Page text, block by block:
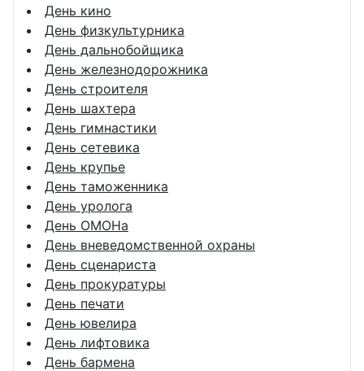
День кино
День физкультурника
День дальнобойщика
День железнодорожника
День строителя
День шахтера
День гимнастики
День сетевика
День крупье
День таможенника
День уролога
День ОМОНа
День вневедомственной охраны
День сценариста
День прокуратуры
День печати
День ювелира
День лифтовика
День бармена